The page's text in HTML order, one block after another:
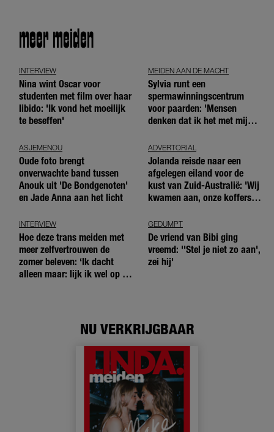
meer meiden
INTERVIEW
Nina wint Oscar voor
studenten met film over haar
libido: 'Ik vond het moeilijk
te beseffen'
MEIDEN AAN DE MACHT
Sylvia runt een
spermawinningscentrum
voor paarden: 'Mensen
denken dat ik het met mijn
ASJEMENOU
Oude foto brengt
onverwachte band tussen
Anouk uit 'De Bondgenoten'
en Jade Anna aan het licht
ADVERTORIAL
Jolanda reisde naar een
afgelegen eiland voor de
kust van Zuid-Australië: 'Wij
kwamen aan, onze koffers
INTERVIEW
Hoe deze trans meiden met
meer zelfvertrouwen de
zomer beleven: ‘Ik dacht
alleen maar: lijk ik wel op de
GEDUMPT
De vriend van Bibi ging
vreemd: ''Stel je niet zo aan',
zei hij'
NU VERKRIJGBAAR